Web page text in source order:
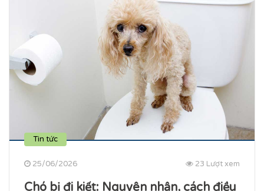
Tin tức
25/06/2026 23 Lượt xem
Chó bị đi kiết​: Nguyên nhân, cách điều